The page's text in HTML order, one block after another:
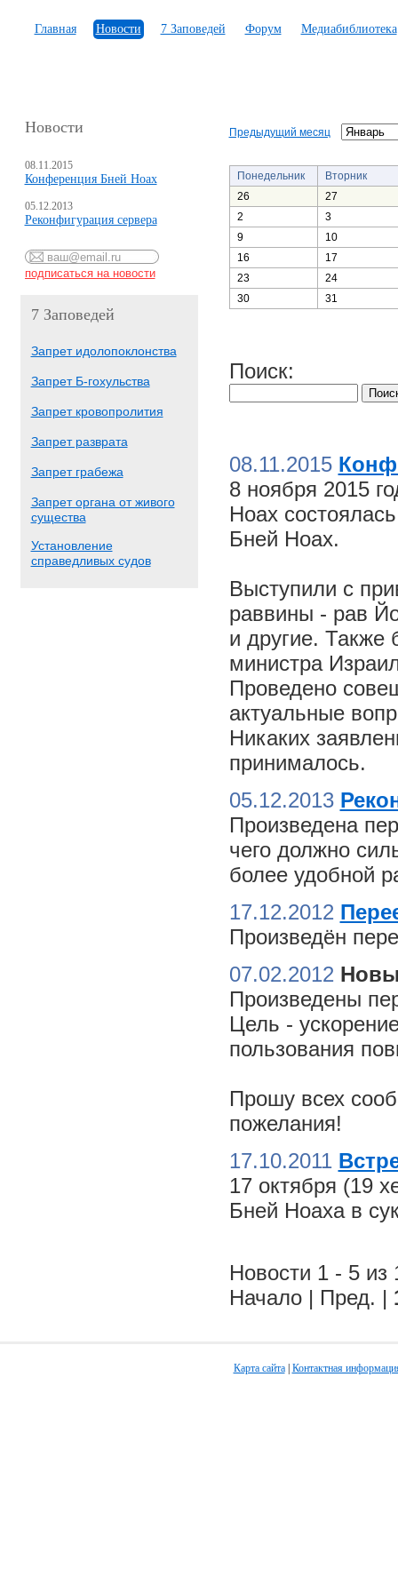
Главная Новости 7 Заповедей Форум Медиабиблиотека
Новости
08.11.2015
Конференция Бней Ноах
05.12.2013
Реконфигурация сервера
7 Заповедей
Запрет идолопоклонства
Запрет Б-гохульства
Запрет кровопролития
Запрет разврата
Запрет грабежа
Запрет органа от живого
существа
Установление
справедливых судов
Предыдущий месяц
Понедельник
Вторник
26
27
2
3
9
10
16
17
23
24
30
31
Поиск:
08.11.2015
8 ноября 2015
Ноах
Бней Ноах.
Выступили с
раввины - рав
и другие. Также
министра
Проведено
актуальные
Никаких
принималось.
05.12.2013
Произведена
чего должно
более удобной
17.12.2012
Произведён
07.02.2012
Произведены
Цель -
пользования
Прошу всех
пожелания!
17.10.2011
17 октября (19
Бней Ноаха в
Новости 1 - 5 из
Начало | Пред. |
Карта сайта| Контактная